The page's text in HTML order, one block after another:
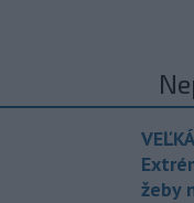
žeby